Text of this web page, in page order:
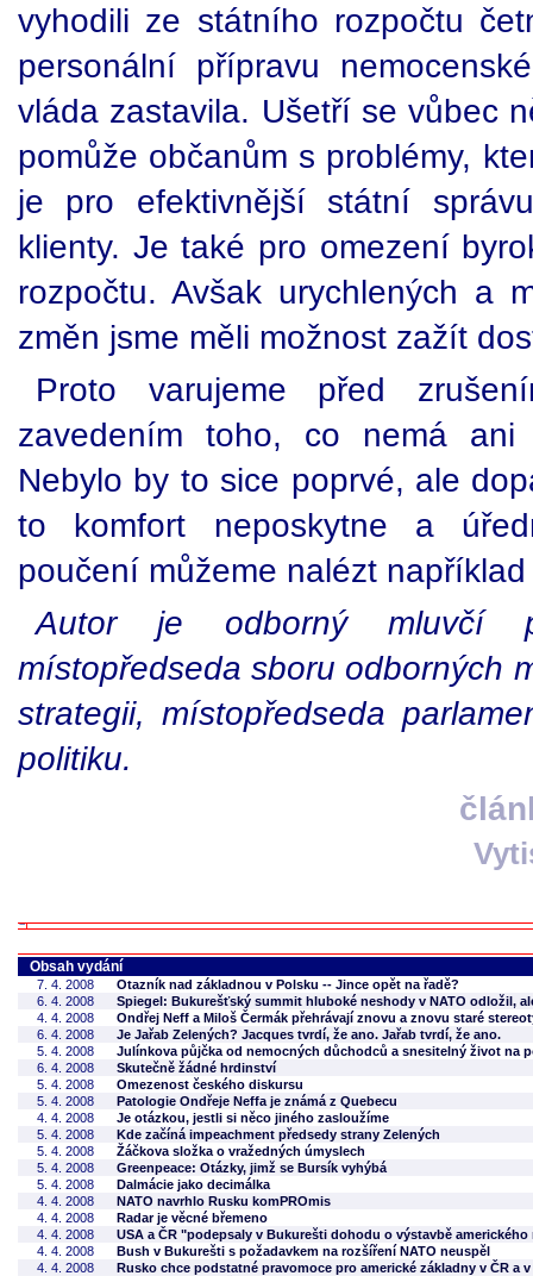
vyhodili ze státního rozpočtu
personální přípravu
vláda zastavila. Ušetří se vůbec
pomůže občanům s problémy,
je pro efektivnější státní
klienty. Je také pro omezení
rozpočtu. Avšak urychlených a
změn jsme měli možnost zažít
Proto varujeme před
zavedením toho, co nemá ani
Nebylo by to sice poprvé, ale
to komfort neposkytne a
poučení můžeme nalézt
Autor je odborný mluvčí
místopředseda sboru odborných
strategii, místopředseda
politiku.
Obsah vydání
7. 4. 2008
Otazník nad základnou v Polsku -- Jince opět na řadě?
6. 4. 2008
Spiegel: Bukurešťský summit hluboké neshody v NATO odložil,
4. 4. 2008
Ondřej Neff a Miloš Čermák přehrávají znovu a znovu staré
6. 4. 2008
Je Jařab Zelených? Jacques tvrdí, že ano. Jařab tvrdí, že ano.
5. 4. 2008
Julínkova půjčka od nemocných důchodců a snesitelný život na
6. 4. 2008
Skutečně žádné hrdinství
5. 4. 2008
Omezenost českého diskursu
5. 4. 2008
Patologie Ondřeje Neffa je známá z Quebecu
4. 4. 2008
Je otázkou, jestli si něco jiného zasloužíme
5. 4. 2008
Kde začíná impeachment předsedy strany Zelených
5. 4. 2008
Žáčkova složka o vražedných úmyslech
5. 4. 2008
Greenpeace: Otázky, jimž se Bursík vyhýbá
5. 4. 2008
Dalmácie jako decimálka
4. 4. 2008
NATO navrhlo Rusku komPROmis
4. 4. 2008
Radar je věcné břemeno
4. 4. 2008
USA a ČR "podepsaly v Bukurešti dohodu o výstavbě amerického
4. 4. 2008
Bush v Bukurešti s požadavkem na rozšíření NATO neuspěl
4. 4. 2008
Rusko chce podstatné pravomoce pro americké základny v ČR a